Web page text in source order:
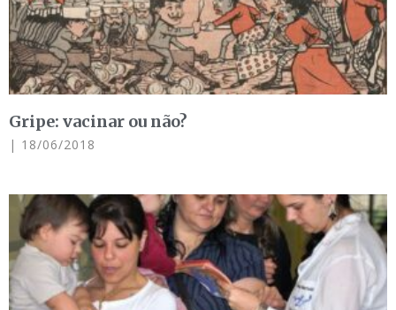
Gripe: vacinar ou não?
18/06/2018